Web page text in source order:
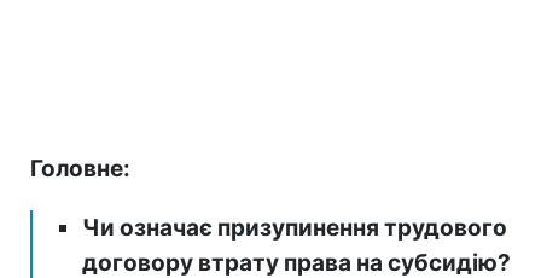
Головне:
Чи означає призупинення трудового
договору втрату права на субсидію?